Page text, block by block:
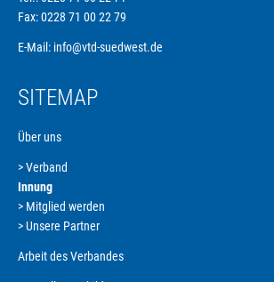
Fax: 0228 71 00 22 79
E-Mail: info@vtd-suedwest.de
SITEMAP
Über uns
Navigation
überspringen
Verband
Innung
Mitglied werden
Unsere Partner
Arbeit des Verbandes